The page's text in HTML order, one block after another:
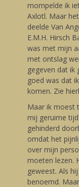
mompelde ik
Axlotl. Maar
deelde Van
E.M.H. Hirsch
was met mijn
met ontslag
gegeven dat
goed was dat
komen. Zie
Maar ik moest
mij geruime
gehinderd
omdat het
over mijn
moeten lezen.
geweest. Als
benoemd.